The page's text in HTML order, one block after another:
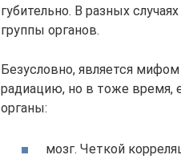
губительно. В разных
группы органов.
Безусловно, является
радиацию, но в тоже время,
органы:
мозг. Четкой